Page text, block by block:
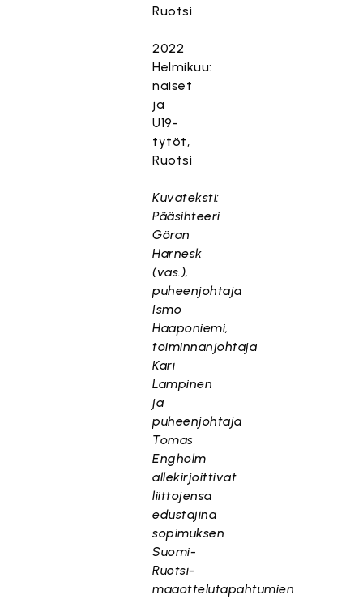
Ruotsi
2022
Helmikuu:
naiset
ja
U19-
tytöt,
Ruotsi
Kuvateksti:
Pääsihteeri
Göran
Harnesk
(vas.),
puheenjohtaja
Ismo
Haaponiemi,
toiminnanjohtaja
Kari
Lampinen
ja
puheenjohtaja
Tomas
Engholm
allekirjoittivat
liittojensa
edustajina
sopimuksen
Suomi-
Ruotsi-
maaottelutapahtumien